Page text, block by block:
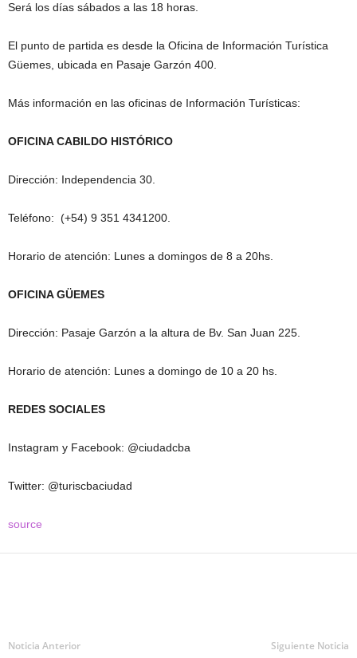
Será los días sábados a las 18 horas.
El punto de partida es desde la Oficina de Información Turística
Güemes, ubicada en Pasaje Garzón 400.
Más información en las oficinas de Información Turísticas:
OFICINA CABILDO HISTÓRICO
Dirección: Independencia 30.
Teléfono: (+54) 9 351 4341200.
Horario de atención: Lunes a domingos de 8 a 20hs.
OFICINA GÜEMES
Dirección: Pasaje Garzón a la altura de Bv. San Juan 225.
Horario de atención: Lunes a domingo de 10 a 20 hs.
REDES SOCIALES
Instagram y Facebook: @‌ciudadcba
Twitter: @‌turiscbaciudad
source
Noticia Anterior Siguiente Noticia